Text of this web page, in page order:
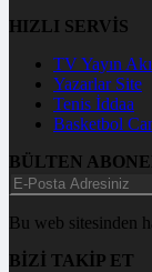
HIZLI SERVİS
TV Yayın
Yazarlar Site
Tenis İddaa
Basketbol
BÜLTEN
Bu web sitesinden
BİZİ TAKİP ET